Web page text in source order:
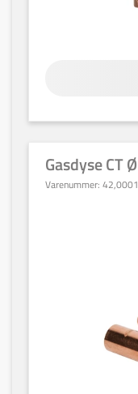
Gasdyse CT
Varenummer: